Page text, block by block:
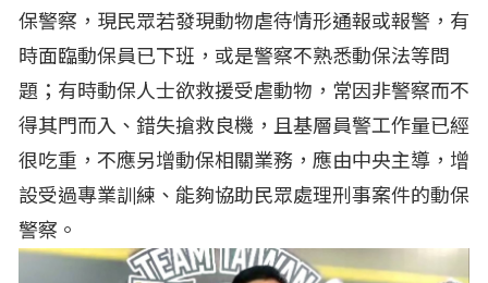
保警察，現民眾若發現動物虐待情形通報或報警，有
時面臨動保員已下班，或是警察不熟悉動保法等問
題；有時動保人士欲救援受虐動物，常因非警察而不
得其門而入、錯失搶救良機，且基層員警工作量已經
很吃重，不應另增動保相關業務，應由中央主導，增
設受過專業訓練、能夠協助民眾處理刑事案件的動保
警察。